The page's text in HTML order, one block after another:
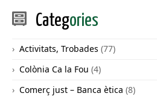
Categories
Activitats, Trobades (77)
Colònia Ca la Fou (4)
Comerç just – Banca ètica (8)